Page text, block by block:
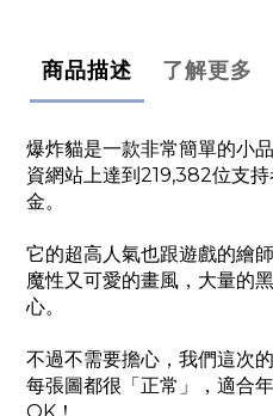
商品描述 了解更多
爆炸貓是一款非常簡單的小
資網站上達到219,382位支
金。
它的超高人氣也跟遊戲的
魔性又可愛的畫風，大量的
心。
不過不需要擔心，我們這次
每張圖都很「正常」，適合